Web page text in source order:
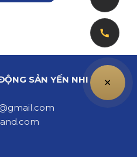
SẢN YẾN NHI LAND
+